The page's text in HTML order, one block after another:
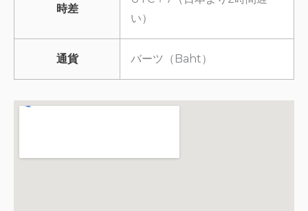
時差
い）
通貨 バーツ（Baht）